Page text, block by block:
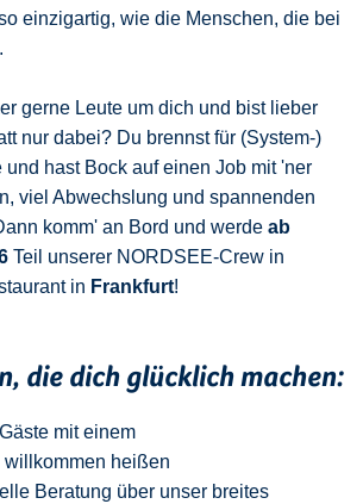
einzigartig, wie die Menschen, die bei
gerne Leute um dich und bist lieber
nur dabei? Du brennst für (System-)
und hast Bock auf einen Job mit 'ner
viel Abwechslung und spannenden
komm' an Bord und werde ab
Teil unserer NORDSEE-Crew in
in Frankfurt!
die dich glücklich machen:
mit einem
willkommen heißen
Beratung über unser breites